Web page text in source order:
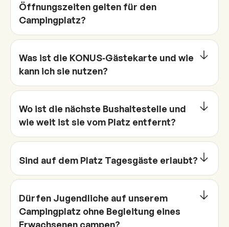
Öffnungszeiten gelten für den
Campingplatz?
Was ist die KONUS‑Gästekarte und wie
kann ich sie nutzen?
Wo ist die nächste Bushaltestelle und
wie weit ist sie vom Platz entfernt?
Sind auf dem Platz Tagesgäste erlaubt?
Dürfen Jugendliche auf unserem
Campingplatz ohne Begleitung eines
Erwachsenen campen?